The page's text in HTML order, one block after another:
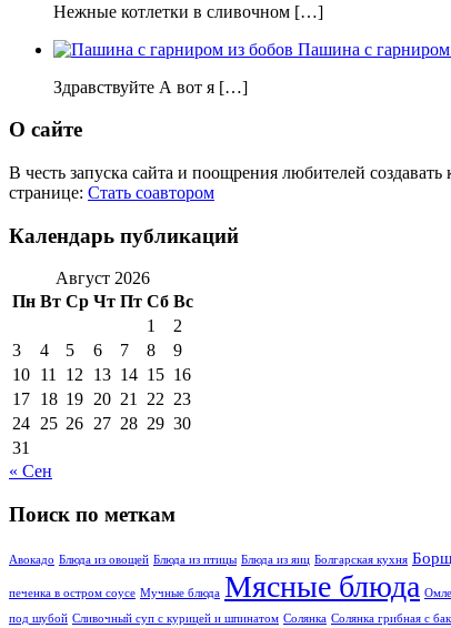
Нежные котлетки в сливочном […]
Пашина с гарниром
Здравствуйте А вот я […]
О сайте
В честь запуска сайта и поощрения любителей
странице: Стать соавтором
Календарь публикаций
Август 2026
Пн Вт Ср Чт Пт Сб Вс
1
2
3
4 5 6 7 8
9
10 11 12 13 14 15 16
17 18 19 20 21 22 23
24 25 26 27 28 29 30
31
« Сен
Поиск по меткам
Авокадо Блюда из овощей Блюда из птицы Блюда из яиц Болгарская кухня Борщ
печенка в остром соусе Мучные блюда Мясные блюда
под шубой Сливочный суп с курицей и шпинатом Солянка Солянка грибная с